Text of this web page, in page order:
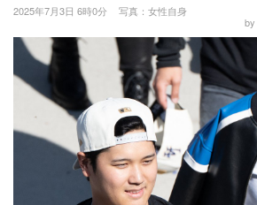
2025年7月3日 6時0分
写真：女性自身